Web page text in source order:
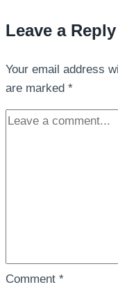
Leave a Reply
Your email address
are marked *
Comment *